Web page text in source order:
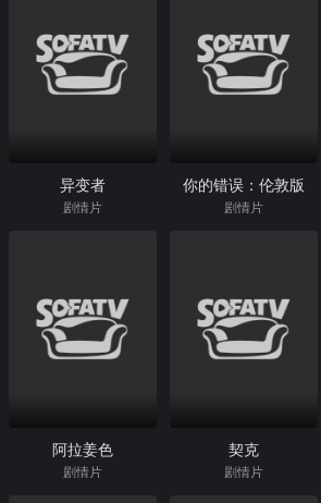
异变者
剧情片
你的错误：伦敦版
剧情片
阿拉姜色
剧情片
契克
剧情片